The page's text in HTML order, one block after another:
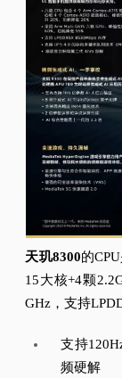
天玑8300的
15大核+4颗
GHz，支持
支持
频硬解